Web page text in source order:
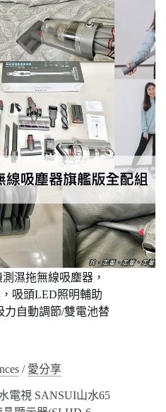
濕拖無線吸塵器，
吸頭LED照明輔助
自動調節/雙電池替
/ 愛分享
電視 SANSUI山水65